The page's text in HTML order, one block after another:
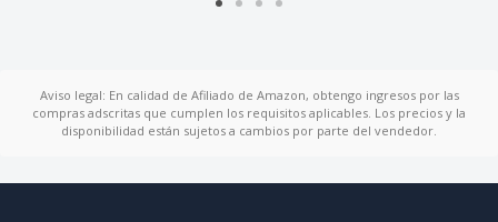
Aviso legal: En calidad de Afiliado de Amazon, obtengo ingresos por las
compras adscritas que cumplen los requisitos aplicables. Los precios y la
disponibilidad están sujetos a cambios por parte del vendedor.